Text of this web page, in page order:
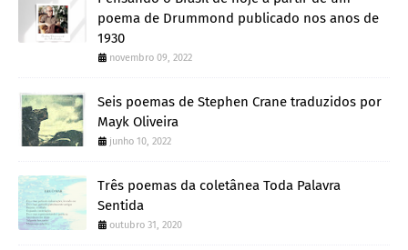
poema de Drummond publicado nos anos de
1930
novembro 09, 2022
Seis poemas de Stephen Crane traduzidos por
Mayk Oliveira
junho 10, 2022
Três poemas da coletânea Toda Palavra
Sentida
outubro 31, 2020